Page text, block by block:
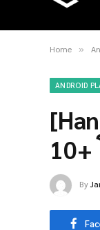
Home »
ANDROID
By